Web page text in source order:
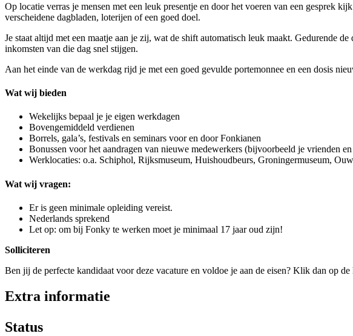
Op locatie verras je mensen met een leuk presentje en door het voeren van een gesprek
verscheidene dagbladen, loterijen of een goed doel.
Je staat altijd met een maatje aan je zij, wat de shift automatisch leuk maakt. Gedurende
inkomsten van die dag snel stijgen.
Aan het einde van de werkdag rijd je met een goed gevulde portemonnee en een dosis
Wat wij bieden
Wekelijks bepaal je je eigen werkdagen
Bovengemiddeld verdienen
Borrels, gala’s, festivals en seminars voor en door Fonkianen
Bonussen voor het aandragen van nieuwe medewerkers (bijvoorbeeld je vrienden
Werklocaties: o.a. Schiphol, Rijksmuseum, Huishoudbeurs, Groningermuseum,
Wat wij vragen:
Er is geen minimale opleiding vereist.
Nederlands sprekend
Let op: om bij Fonky te werken moet je minimaal 17 jaar oud zijn!
Solliciteren
Ben jij de perfecte kandidaat voor deze vacature en voldoe je aan de eisen? Klik dan op
Extra informatie
Status